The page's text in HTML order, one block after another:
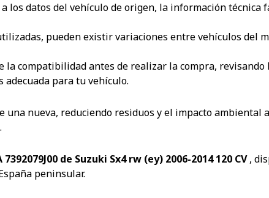
los datos del vehículo de origen, la información técnica
pueden existir variaciones entre vehículos del
compatibilidad antes de realizar la compra, revisando
para tu vehículo.
nueva, reduciendo residuos y el impacto ambiental
.
de Suzuki Sx4 rw (ey) 2006-2014 120 CV,
peninsular.